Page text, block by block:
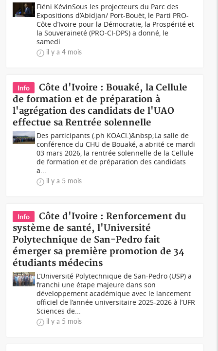
Fiéni KévinSous les projecteurs du Parc des
Expositions d’Abidjan/ Port-Bouët, le Parti PRO-
Côte d’Ivoire pour la Démocratie, la Prospérité et
la Souveraineté (PRO-CI-DPS) a donné, le
samedi...
il y a 4 mois
Info
Côte d'Ivoire : Bouaké, la Cellule
de formation et de préparation à
l'agrégation des candidats de l'UAO
effectue sa Rentrée solennelle
Des participants (.ph KOACI.)&nbsp;La salle de
conférence du CHU de Bouaké, a abrité ce mardi
03 mars 2026, la rentrée solennelle de la Cellule
de formation et de préparation des candidats
a...
il y a 5 mois
Info
Côte d'Ivoire : Renforcement du
système de santé, l'Université
Polytechnique de San-Pedro fait
émerger sa première promotion de 34
étudiants médecins
L’Université Polytechnique de San-Pedro (USP) a
franchi une étape majeure dans son
développement académique avec le lancement
officiel de l’année universitaire 2025-2026 à l’UFR
Sciences de...
il y a 5 mois